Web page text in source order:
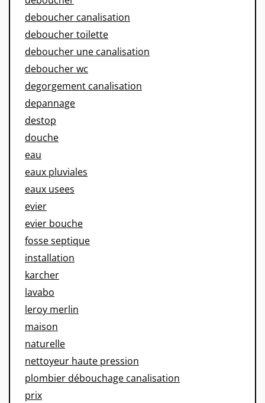
deboucher canalisation
deboucher toilette
deboucher une canalisation
deboucher wc
degorgement canalisation
depannage
destop
douche
eau
eaux pluviales
eaux usees
evier
evier bouche
fosse septique
installation
karcher
lavabo
leroy merlin
maison
naturelle
nettoyeur haute pression
plombier débouchage canalisation
prix